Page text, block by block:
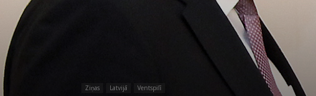
Ziņas Latvijā Ventspilī